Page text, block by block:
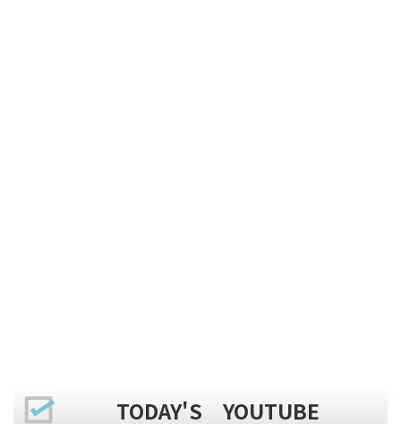
TODAY'S YOUTUBE